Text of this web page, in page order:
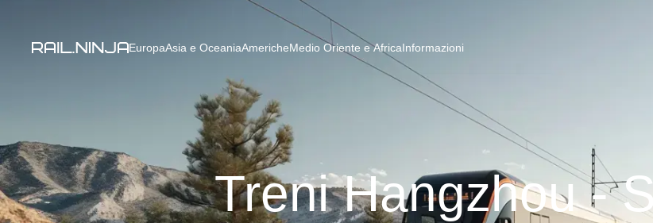
EuropaAsia e OceaniaAmericheMedio Oriente e AfricaInformazioni
Treni Hangzhou -